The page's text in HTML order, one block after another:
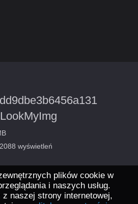
wyświetleń
plików cookie w
i naszych usług.
naszej strony internetowej,